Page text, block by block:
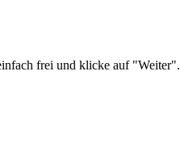
frei und klicke auf "Weiter".